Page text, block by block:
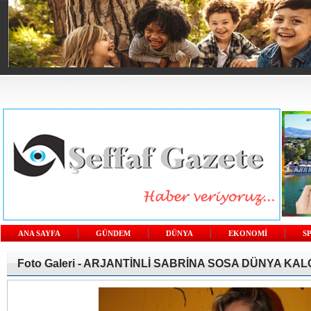
ANA SAYFA GÜNDEM DÜNYA EKONOMİ
Foto Galeri -ARJANTİNLİ SABRİNA SOSA DÜNYA